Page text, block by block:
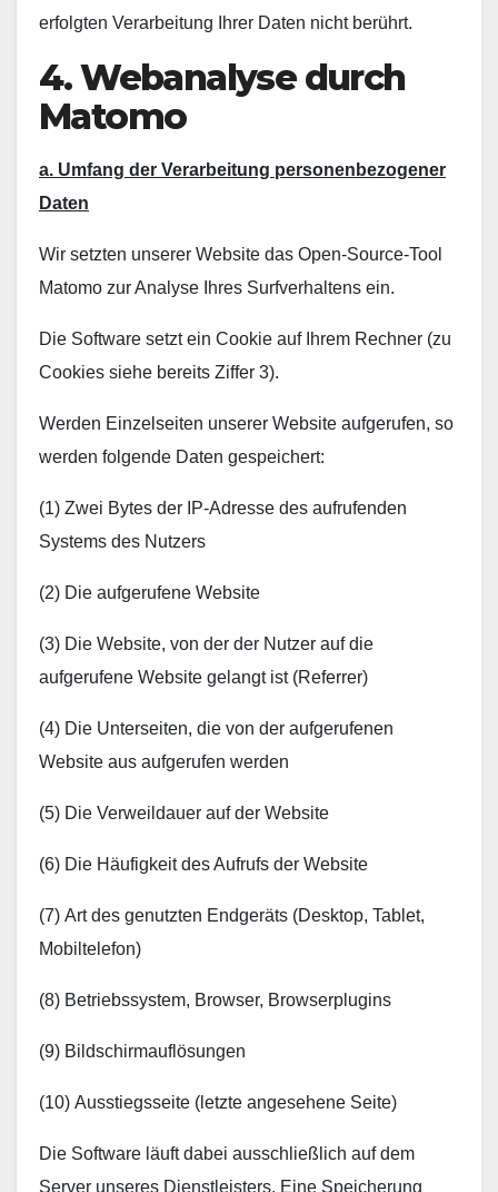
erfolgten Verarbeitung Ihrer Daten nicht berührt.
4. Webanalyse durch
Matomo
a. Umfang der Verarbeitung personenbezogener
Daten
Wir setzten unserer Website das Open-Source-Tool
Matomo zur Analyse Ihres Surfverhaltens ein.
Die Software setzt ein Cookie auf Ihrem Rechner (zu
Cookies siehe bereits Ziffer 3).
Werden Einzelseiten unserer Website aufgerufen, so
werden folgende Daten gespeichert:
(1) Zwei Bytes der IP-Adresse des aufrufenden
Systems des Nutzers
(2) Die aufgerufene Website
(3) Die Website, von der der Nutzer auf die
aufgerufene Website gelangt ist (Referrer)
(4) Die Unterseiten, die von der aufgerufenen
Website aus aufgerufen werden
(5) Die Verweildauer auf der Website
(6) Die Häufigkeit des Aufrufs der Website
(7) Art des genutzten Endgeräts (Desktop, Tablet,
Mobiltelefon)
(8) Betriebssystem, Browser, Browserplugins
(9) Bildschirmauflösungen
(10) Ausstiegsseite (letzte angesehene Seite)
Die Software läuft dabei ausschließlich auf dem
Server unseres Dienstleisters. Eine Speicherung